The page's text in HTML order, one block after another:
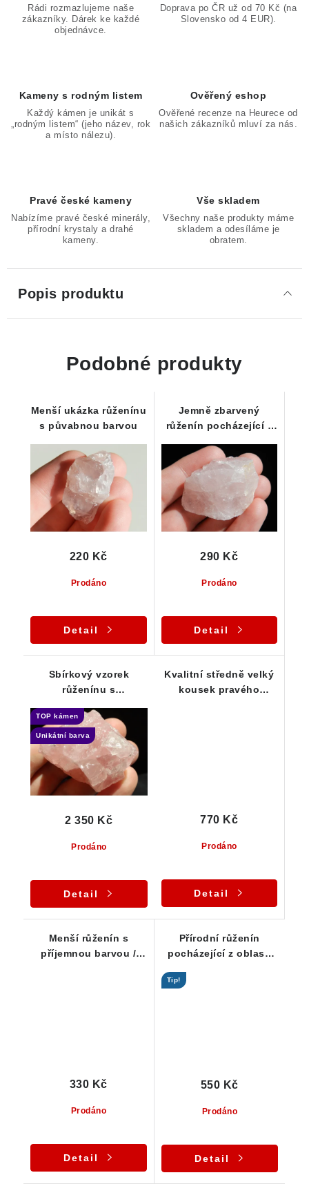
Rádi rozmazlujeme naše
zákazníky. Dárek ke každé
objednávce.
Doprava po ČR už od 70 Kč (na
Slovensko od 4 EUR).
Kameny s rodným listem
Každý kámen je unikát s
„rodným listem“ (jeho název, rok
a místo nálezu).
Ověřený eshop
Ověřené recenze na Heurece od
našich zákazníků mluví za nás.
Pravé české kameny
Nabízíme pravé české minerály,
přírodní krystaly a drahé
kameny.
Vše skladem
Všechny naše produkty máme
skladem a odesíláme je
obratem.
Popis produktu
Podobné produkty
Menší ukázka růženínu
s půvabnou barvou
Prodáno
220 Kč
Detail
Jemně zbarvený
růženín pocházející z
Prodáno
290 Kč
Detail
Sbírkový vzorek
růženínu s
solidní čistotou
TOP kámen
Unikátní barva
Prodáno
2 350 Kč
Detail
Kvalitní středně velký
kousek pravého
Prodáno
770 Kč
Detail
Menší růženín s
příjemnou barvou /
Prodáno
330 Kč
Detail
Přírodní růženín
pocházející z oblasti
Tip!
Prodáno
550 Kč
Detail